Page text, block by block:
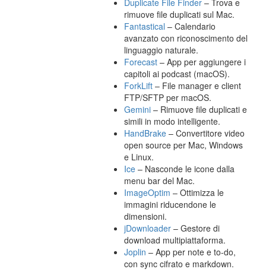
Duplicate File Finder – Trova e
rimuove file duplicati sul Mac.
Fantastical – Calendario
avanzato con riconoscimento del
linguaggio naturale.
Forecast – App per aggiungere i
capitoli ai podcast (macOS).
ForkLift – File manager e client
FTP/SFTP per macOS.
Gemini – Rimuove file duplicati e
simili in modo intelligente.
HandBrake – Convertitore video
open source per Mac, Windows
e Linux.
Ice – Nasconde le icone dalla
menu bar del Mac.
ImageOptim – Ottimizza le
immagini riducendone le
dimensioni.
jDownloader – Gestore di
download multipiattaforma.
Joplin – App per note e to-do,
con sync cifrato e markdown.